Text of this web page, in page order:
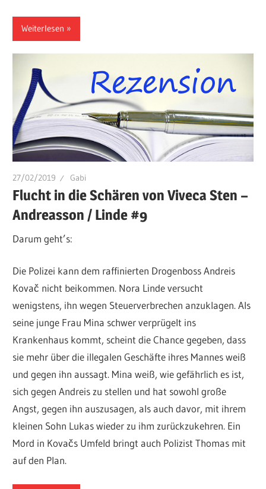
Weiterlesen
27/02/2019 Gabi
Flucht in die Schären von Viveca Sten –
Andreasson / Linde #9
Darum geht’s:
Die Polizei kann dem raffinierten Drogenboss Andreis
Kovač nicht beikommen. Nora Linde versucht
wenigstens, ihn wegen Steuerverbrechen anzuklagen. Als
seine junge Frau Mina schwer verprügelt ins
Krankenhaus kommt, scheint die Chance gegeben, dass
sie mehr über die illegalen Geschäfte ihres Mannes weiß
und gegen ihn aussagt. Mina weiß, wie gefährlich es ist,
sich gegen Andreis zu stellen und hat sowohl große
Angst, gegen ihn auszusagen, als auch davor, mit ihrem
kleinen Sohn Lukas wieder zu ihm zurückzukehren. Ein
Mord in Kovačs Umfeld bringt auch Polizist Thomas mit
auf den Plan.